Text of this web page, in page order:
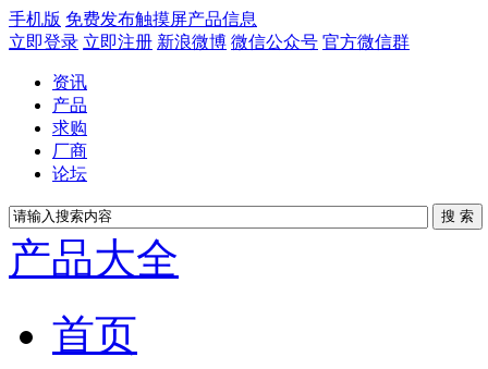
手机版 免费发布触摸屏产品信息
立即登录 立即注册 新浪微博 微信公众号 官方微信群
资讯
产品
求购
厂商
论坛
产品大全
首页